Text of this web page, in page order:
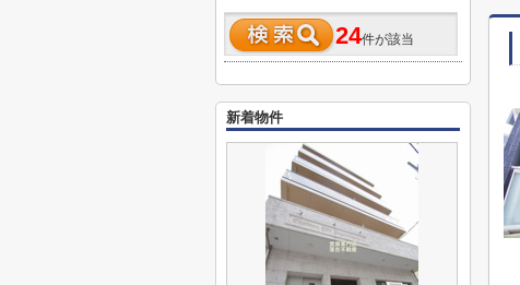
24件が該当
新着物件